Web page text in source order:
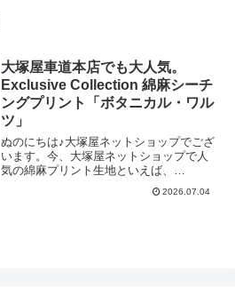
大塚屋車道本店でも大人気。
Exclusive Collection 綿麻シーチ
ングプリント「ボタニカル・ワル
ツ」
ぬのにちは♪大塚屋ネットショップでござ
います。今、大塚屋ネットショップで人
気の綿麻プリント生地といえば、
Exclusive Collection 綿麻シーチングプリ
ント「ボタニカル・ワルツ」抜きには語
2026.07.04